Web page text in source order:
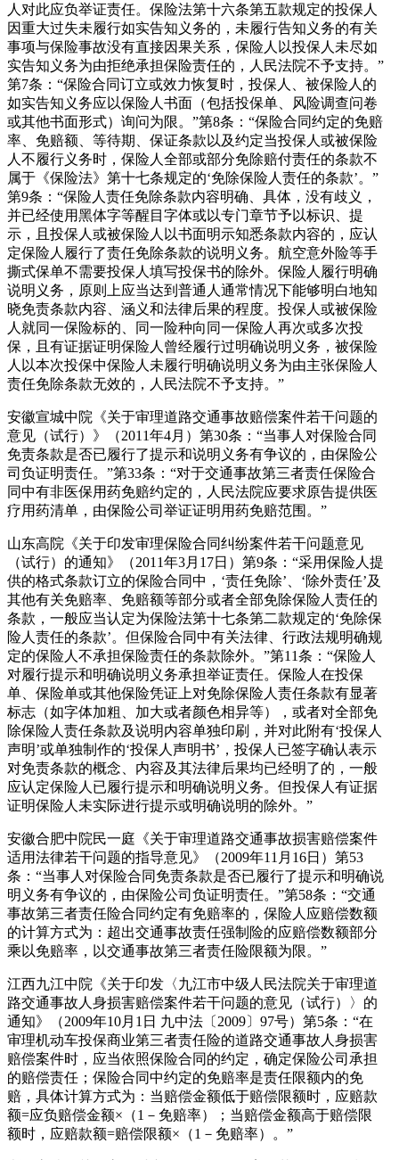
人对此应负举证责任。保险法第十六条第五款规定的投保人
因重大过失未履行如实告知义务的，未履行告知义务的有关
事项与保险事故没有直接因果关系，保险人以投保人未尽如
实告知义务为由拒绝承担保险责任的，人民法院不予支持。”
第7条：“保险合同订立或效力恢复时，投保人、被保险人的
如实告知义务应以保险人书面（包括投保单、风险调查问卷
或其他书面形式）询问为限。”第8条：“保险合同约定的免赔
率、免赔额、等待期、保证条款以及约定当投保人或被保险
人不履行义务时，保险人全部或部分免除赔付责任的条款不
属于《保险法》第十七条规定的‘免除保险人责任的条款’。”
第9条：“保险人责任免除条款内容明确、具体，没有歧义，
并已经使用黑体字等醒目字体或以专门章节予以标识、提
示，且投保人或被保险人以书面明示知悉条款内容的，应认
定保险人履行了责任免除条款的说明义务。航空意外险等手
撕式保单不需要投保人填写投保书的除外。保险人履行明确
说明义务，原则上应当达到普通人通常情况下能够明白地知
晓免责条款内容、涵义和法律后果的程度。投保人或被保险
人就同一保险标的、同一险种向同一保险人再次或多次投
保，且有证据证明保险人曾经履行过明确说明义务，被保险
人以本次投保中保险人未履行明确说明义务为由主张保险人
责任免除条款无效的，人民法院不予支持。”
安徽宣城中院《关于审理道路交通事故赔偿案件若干问题的
意见（试行）》（2011年4月）第30条：“当事人对保险合同
免责条款是否已履行了提示和说明义务有争议的，由保险公
司负证明责任。”第33条：“对于交通事故第三者责任保险合
同中有非医保用药免赔约定的，人民法院应要求原告提供医
疗用药清单，由保险公司举证证明用药免赔范围。”
山东高院《关于印发审理保险合同纠纷案件若干问题意见
（试行）的通知》（2011年3月17日）第9条：“采用保险人提
供的格式条款订立的保险合同中，‘责任免除’、‘除外责任’及
其他有关免赔率、免赔额等部分或者全部免除保险人责任的
条款，一般应当认定为保险法第十七条第二款规定的‘免除保
险人责任的条款’。但保险合同中有关法律、行政法规明确规
定的保险人不承担保险责任的条款除外。”第11条：“保险人
对履行提示和明确说明义务承担举证责任。保险人在投保
单、保险单或其他保险凭证上对免除保险人责任条款有显著
标志（如字体加粗、加大或者颜色相异等），或者对全部免
除保险人责任条款及说明内容单独印刷，并对此附有‘投保人
声明’或单独制作的‘投保人声明书’，投保人已签字确认表示
对免责条款的概念、内容及其法律后果均已经明了的，一般
应认定保险人已履行提示和明确说明义务。但投保人有证据
证明保险人未实际进行提示或明确说明的除外。”
安徽合肥中院民一庭《关于审理道路交通事故损害赔偿案件
适用法律若干问题的指导意见》（2009年11月16日）第53
条：“当事人对保险合同免责条款是否已履行了提示和明确说
明义务有争议的，由保险公司负证明责任。”第58条：“交通
事故第三者责任险合同约定有免赔率的，保险人应赔偿数额
的计算方式为：超出交通事故责任强制险的应赔偿数额部分
乘以免赔率，以交通事故第三者责任险限额为限。”
江西九江中院《关于印发〈九江市中级人民法院关于审理道
路交通事故人身损害赔偿案件若干问题的意见（试行）〉的
通知》（2009年10月1日 九中法〔2009〕97号）第5条：“在
审理机动车投保商业第三者责任险的道路交通事故人身损害
赔偿案件时，应当依照保险合同的约定，确定保险公司承担
的赔偿责任；保险合同中约定的免赔率是责任限额内的免
赔，具体计算方式为：当赔偿金额低于赔偿限额时，应赔款
额=应负赔偿金额×（1－免赔率）；当赔偿金额高于赔偿限
额时，应赔款额=赔偿限额×（1－免赔率）。”